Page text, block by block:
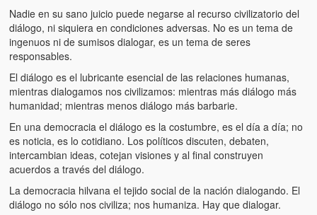
Radio Emisoras y canales de televisión clausurados por el
de Chávez hasta el 2009
Victimas del 11 de abril de 2002
Víctimas del régimen dictatorial de Chávez desde que tomó el
poder hasta el 31 de diciembre de 2009
Víctimas inocentes de la violencia castrista del 4 de Febrero de
1992
¡¡¡Miserable traidor, mira a tu pueblo!!! (Despicable traitor, look
your country!!!)
Nadie en su sano juicio puede negarse al recurso civilizatorio del
diálogo, ni siquiera en condiciones adversas. No es un tema de
ingenuos ni de sumisos dialogar, es un tema de seres
responsables.
El diálogo es el lubricante esencial de las relaciones humanas,
mientras dialogamos nos civilizamos: mientras más diálogo más
humanidad; mientras menos diálogo más barbarie.
En una democracia el diálogo es la costumbre, es el día a día; no
es noticia, es lo cotidiano. Los políticos discuten, debaten,
intercambian ideas, cotejan visiones y al final construyen
acuerdos a través del diálogo.
La democracia hilvana el tejido social de la nación dialogando. El
diálogo no sólo nos civiliza; nos humaniza. Hay que dialogar.